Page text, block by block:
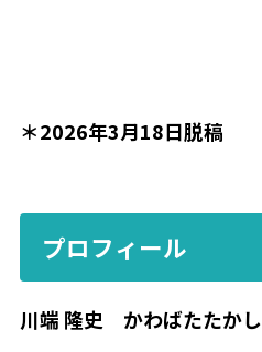
＊2026年3月18日脱稿
プロフィール
川端 隆史 かわばたたかし